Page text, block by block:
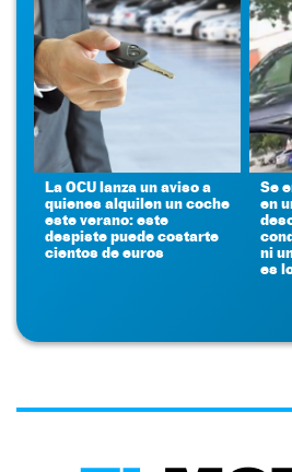
La OCU lanza un aviso a
quienes alquilen un coche
este verano: este
despiste puede costarte
cientos de euros
Se
en
ni
es